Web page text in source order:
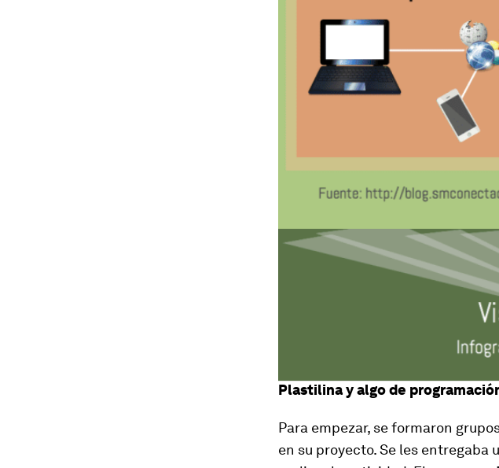
Plastilina y algo de
Para empezar, se formaron
en su proyecto. Se les